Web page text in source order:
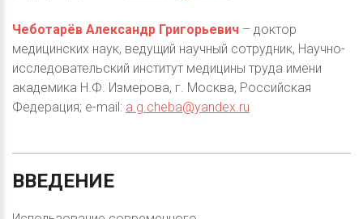
Чеботарёв Александр Григорьевич – доктор
медицинских наук, ведущий научный сотрудник, Научно-
исследовательский институт медицины труда имени
академика Н.Ф. Измерова, г. Москва, Российская
Федерация; e-mail: a.g.cheba@yandex.ru
ВВЕДЕНИЕ